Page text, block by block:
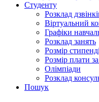
Студенту
Розклад
Віртуальний
Графіки
Розклад занять
Розмір
Розмір плати
Олімпіади
Розклад
Пошук